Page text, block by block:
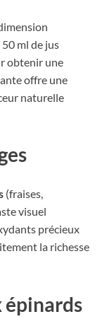
ml de jus
obtenir une
offre une
naturelle
(fraises,
visuel
précieux
la richesse
épinards